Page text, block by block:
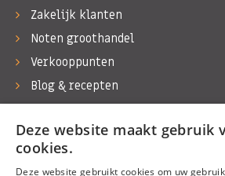
Zakelijk klanten
Noten groothandel
Verkooppunten
Blog & recepten
Werken bij Bas Boer Noten
Contact
Deze website maakt gebruik
cookies.
Deze website gebruikt cookies om uw